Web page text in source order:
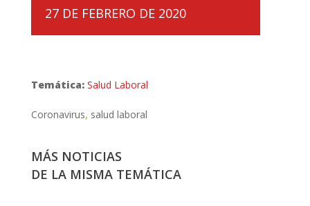
27 DE FEBRERO DE 2020
Temática: Salud Laboral
Coronavirus salud laboral
MÁS NOTICIAS
DE LA MISMA TEMÁTICA